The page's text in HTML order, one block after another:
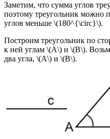
Заметим, что сумма углов
поэтому треугольник можно
углов меньше \(180^{\circ}\).
Построим треугольник по
к ней углам \(A\) и \(B\).
два угла, \(A\) и \(B\).